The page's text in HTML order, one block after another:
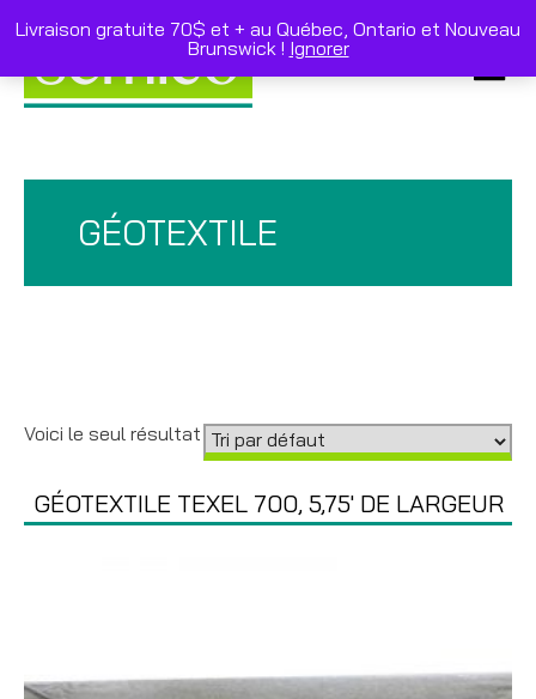
to
GÉOTEXTILE
Voici le seul résultat
GÉOTEXTILE TEXEL 700, 5,75′ DE LARGEUR
Livraison gratuite 70$ et + au Québec, Ontario et Nouveau
Brunswick ! Ignorer